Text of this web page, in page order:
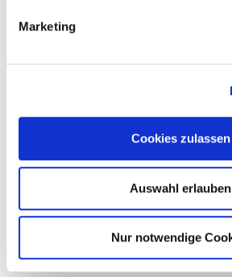
Marketing
Cookies zulassen
Auswahl erlauben
Nur notwendige
Referenten
Anmeldeschluss